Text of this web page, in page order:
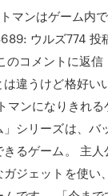
マンはゲーム内
ウルズ774 投
のコメントに返信
は違うけど格好い
マンになりきれる
」シリーズは、バ
るゲーム。 主人
ジェットを使い